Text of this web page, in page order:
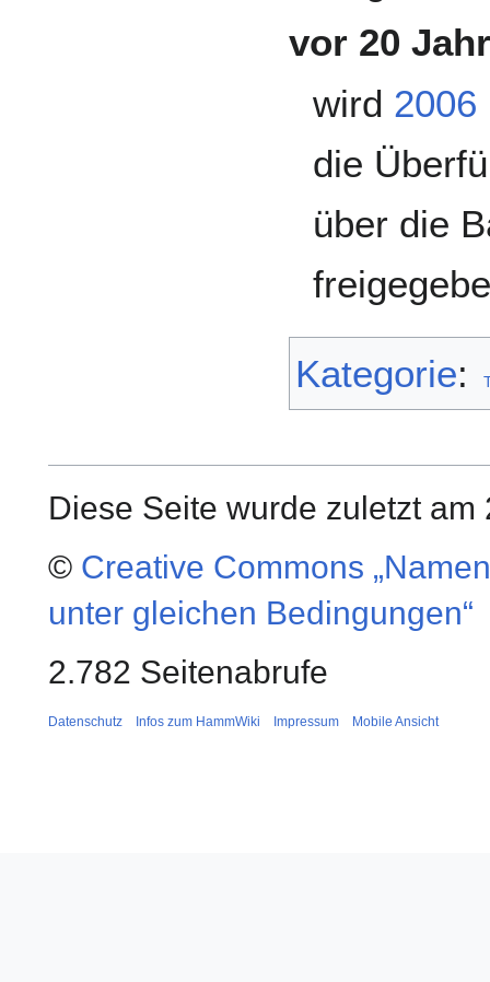
vor 20
wird 2006
die
über die
Kategorie:
Diese Seite wurde zuletzt
© Creative Commons
unter gleichen Bedingungen“
2.782 Seitenabrufe
Datenschutz Infos zum HammWiki Impressum Mobile Ansicht